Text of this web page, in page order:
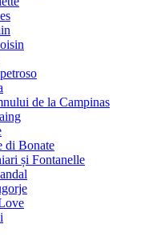
de la Campinas
di Bonate
și Fontanelle